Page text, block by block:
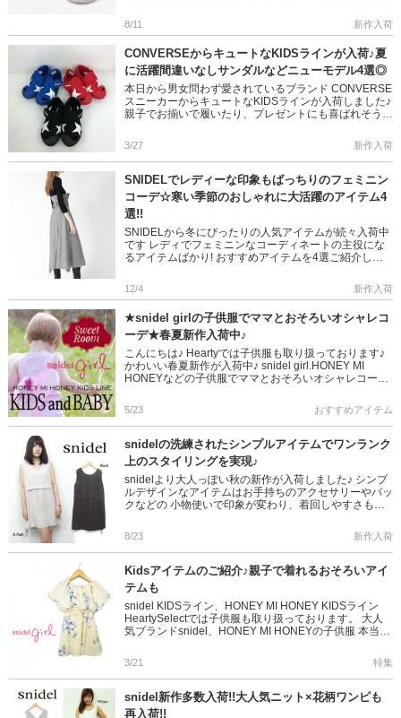
さ […]
8/11 新作入荷
CONVERSEからキュートなKIDSラインが入荷♪夏
に活躍間違いなしサンダルなどニューモデル4選◎
本日から男女問わず愛されているブランド CONVERSE
スニーカーからキュートなKIDSラインが入荷しました♪
親子でお揃いで履いたり、プレゼントにも喜ばれそう!!
[…]
3/27 新作入荷
SNIDELでレディーな印象もばっちりのフェミニン
コーデ☆寒い季節のおしゃれに大活躍のアイテム4
選!!
SNIDELから冬にぴったりの人気アイテムが続々入荷中
です レディでフェミニンなコーディネートの主役にな
るアイテムばかり! おすすめアイテムを4選ご紹介しま
行 […]
12/4 新作入荷
★snidel girlの子供服でママとおそろいオシャレコ
ーデ★春夏新作入荷中♪
こんにちは♪ Heartyでは子供服も取り扱っております♪
かわいい春夏新作が入荷中♪ snidel girl.HONEY MI
HONEYなどの子供服でママとおそろいオシャレコーデ
5/23 おすすめアイテム
snidelの洗練されたシンプルアイテムでワンランク
上のスタイリングを実現♪
snidelより大人っぽい秋の新作が入荷しました♪ シンプ
ルデザインなアイテムはお手持ちのアクセサリーやバッ
クなどの 小物使いで印象が変わり、着回しやすさもば
8/23 新作入荷
Kidsアイテムのご紹介♪親子で着れるおそろいアイ
テムも
snidel KIDSライン、HONEY MI HONEY KIDSライン
HeartySelectでは子供服も取り扱っております。 大人
気ブランドsnidel、HONEY MI HONEYの子供服 本当に
3/21 特集
snidel新作多数入荷!!大人気ニット×花柄ワンピも
再入荷!!